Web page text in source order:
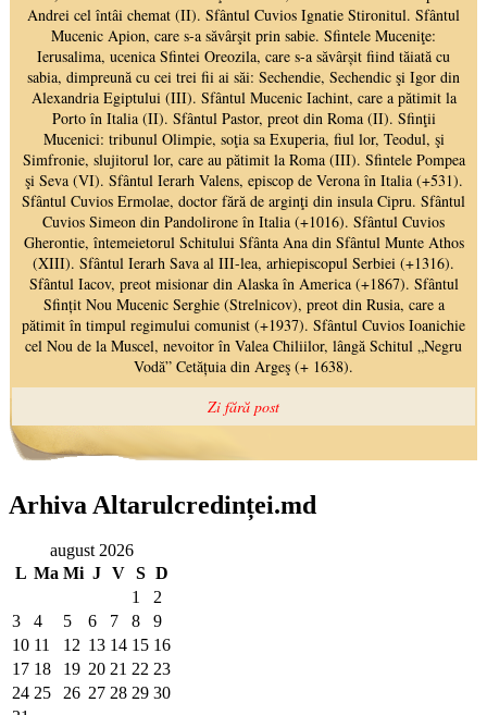
Arhiva Altarulcredinței.md
august 2026
L Ma Mi J V S D
1
2
3
4 5 6 7 8
9
10 11 12 13 14 15 16
17 18 19 20 21 22 23
24 25 26 27 28 29 30